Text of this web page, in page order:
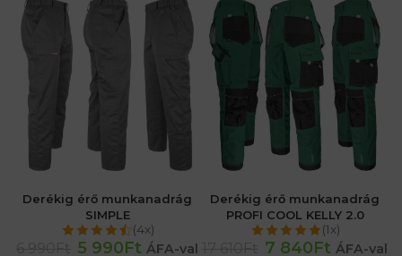
Derékig érő munkanadrág
SIMPLE
(4x)
5 990Ft ÁFA-val
Derékig érő munkanadrág
PROFI COOL KELLY 2.0
(1x)
7 840Ft ÁFA-val